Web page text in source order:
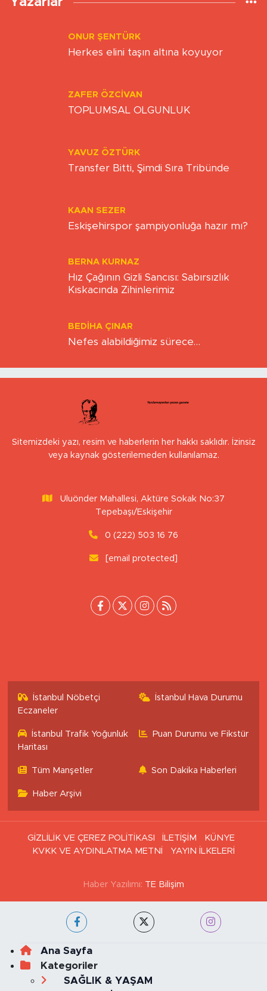
ONUR ŞENTÜRK
Herkes elini taşın altına koyuyor
ZAFER ÖZCIVAN
TOPLUMSAL OLGUNLUK
YAVUZ ÖZTÜRK
Transfer Bitti, Şimdi Sıra Tribünde
KAAN SEZER
Eskişehirspor şampiyonluğa hazır mı?
BERNA KURNAZ
Hız Çağının Gizli Sancısı: Sabırsızlık
Kıskacında Zihinlerimiz
BEDIHA ÇINAR
Nefes alabildiğimiz sürece…
Sitemizdeki yazı, resim ve haberlerin her hakkı saklıdır. İzinsiz
veya kaynak gösterilemeden kullanılamaz.
Uluönder Mahallesi, Aktüre Sokak No:37
Tepebaşı/Eskişehir
0 (222) 503 16 76
[email protected]
İstanbul Nöbetçi
Eczaneler
İstanbul Hava Durumu
İstanbul Trafik Yoğunluk
Haritası
Puan Durumu ve Fikstür
Tüm Manşetler Son Dakika Haberleri
Haber Arşivi
GİZLİLİK VE ÇEREZ POLİTİKASI İLETİŞİM
KÜNYE
KVKK VE AYDINLATMA METNİ
YAYIN İLKELERİ
Haber Yazılımı: TE Bilişim
Ana Sayfa
Kategoriler
SAĞLIK & YAŞAM